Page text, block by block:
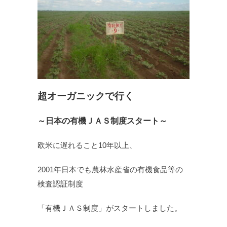
超オーガニックで行く
～日本の有機ＪＡＳ制度スタート～
欧米に遅れること10年以上、
2001年日本でも農林水産省の有機食品等の
検査認証制度
「有機ＪＡＳ制度」がスタートしました。